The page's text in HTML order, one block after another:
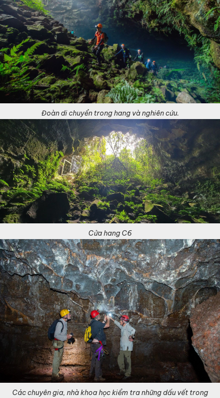
Đoàn di chuyển trong hang và nghiên cứu.
Cửa hang C6
Các chuyên gia, nhà khoa học kiểm tra những dấu vết trong